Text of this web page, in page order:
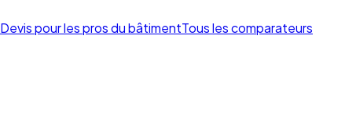
Devis pour les pros du bâtimentTous les comparateurs